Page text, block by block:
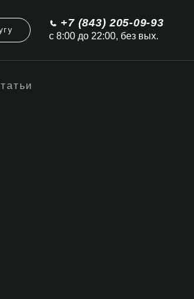
+7 (843) 205-09-93
с 8:00 до 22:00, без вых.